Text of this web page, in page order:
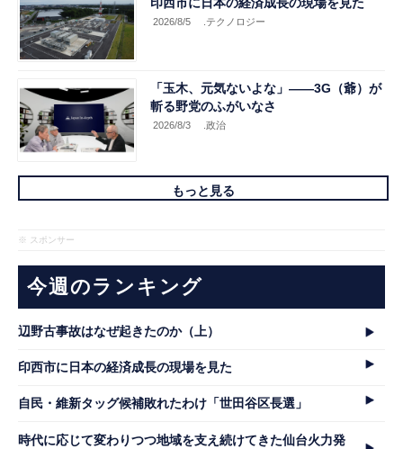
2026/8/5 .テクノロジー
「玉木、元気ないよな」――3G（爺）が
斬る野党のふがいなさ
2026/8/3 .政治
もっと見る
※ スポンサー
今週のランキング
辺野古事故はなぜ起きたのか（上）
印西市に日本の経済成長の現場を見た
自民・維新タッグ候補敗れたわけ「世田谷区長選」
時代に応じて変わりつつ地域を支え続けてきた仙台火力発